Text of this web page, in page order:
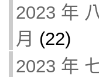
2023 年
月 (22)
2023 年